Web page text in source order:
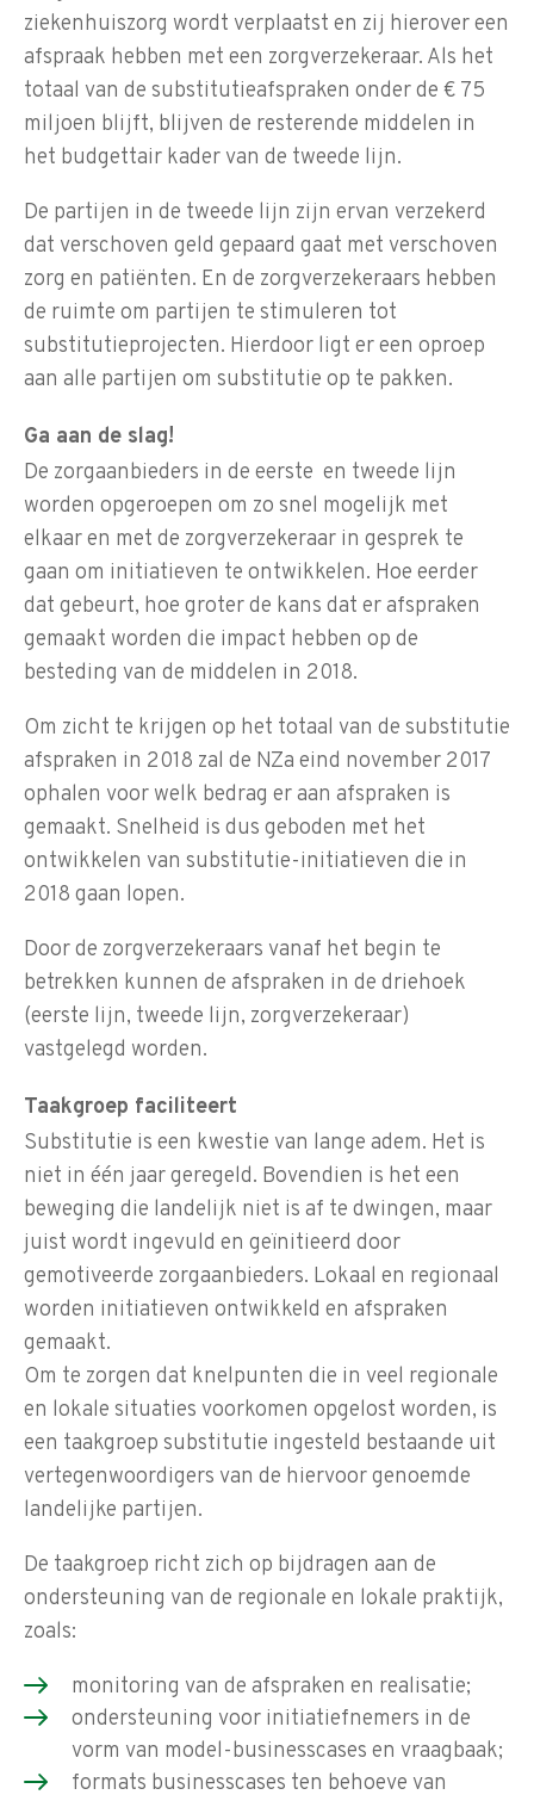
ziekenhuiszorg wordt verplaatst en zij hierover een
afspraak hebben met een zorgverzekeraar. Als het
totaal van de substitutieafspraken onder de € 75
miljoen blijft, blijven de resterende middelen in
het budgettair kader van de tweede lijn.
De partijen in de tweede lijn zijn ervan verzekerd
dat verschoven geld gepaard gaat met verschoven
zorg en patiënten. En de zorgverzekeraars hebben
de ruimte om partijen te stimuleren tot
substitutieprojecten. Hierdoor ligt er een oproep
aan alle partijen om substitutie op te pakken.
Ga aan de slag!
De zorgaanbieders in de eerste en tweede lijn
worden opgeroepen om zo snel mogelijk met
elkaar en met de zorgverzekeraar in gesprek te
gaan om initiatieven te ontwikkelen. Hoe eerder
dat gebeurt, hoe groter de kans dat er afspraken
gemaakt worden die impact hebben op de
besteding van de middelen in 2018.
Om zicht te krijgen op het totaal van de substitutie
afspraken in 2018 zal de NZa eind november 2017
ophalen voor welk bedrag er aan afspraken is
gemaakt. Snelheid is dus geboden met het
ontwikkelen van substitutie-initiatieven die in
2018 gaan lopen.
Door de zorgverzekeraars vanaf het begin te
betrekken kunnen de afspraken in de driehoek
(eerste lijn, tweede lijn, zorgverzekeraar)
vastgelegd worden.
Taakgroep faciliteert
Substitutie is een kwestie van lange adem. Het is
niet in één jaar geregeld. Bovendien is het een
beweging die landelijk niet is af te dwingen, maar
juist wordt ingevuld en geïnitieerd door
gemotiveerde zorgaanbieders. Lokaal en regionaal
worden initiatieven ontwikkeld en afspraken
gemaakt.
Om te zorgen dat knelpunten die in veel regionale
en lokale situaties voorkomen opgelost worden, is
een taakgroep substitutie ingesteld bestaande uit
vertegenwoordigers van de hiervoor genoemde
landelijke partijen.
De taakgroep richt zich op bijdragen aan de
ondersteuning van de regionale en lokale praktijk,
zoals:
monitoring van de afspraken en realisatie;
ondersteuning voor initiatiefnemers in de
vorm van model-businesscases en vraagbaak;
formats businesscases ten behoeve van